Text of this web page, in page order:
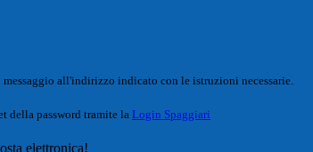
all'indirizzo indicato con le istruzioni necessarie.
della password tramite la Login Spaggiari
elettronica!